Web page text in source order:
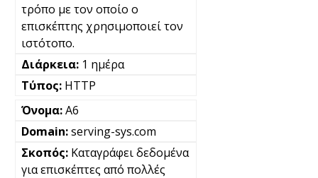
τρόπο με τον οποίο ο
επισκέπτης χρησιμοποιεί τον
ιστότοπο.
1 ημέρα
HTTP
A6
serving-sys.com
Καταγράφει δεδομένα
για επισκέπτες από πολλές